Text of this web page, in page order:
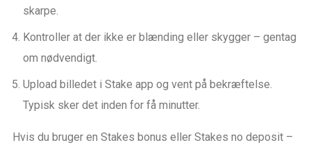
skarpe.
Kontroller at der ikke er blænding eller skygger – gentag
om nødvendigt.
Upload billedet i Stake app og vent på bekræftelse.
Typisk sker det inden for få minutter.
Hvis du bruger en Stakes bonus eller Stakes no deposit –